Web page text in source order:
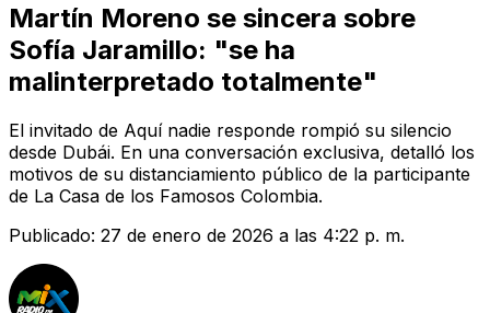
Martín Moreno se sincera sobre
Sofía Jaramillo: "se ha
malinterpretado totalmente"
El invitado de Aquí nadie responde rompió su silencio
desde Dubái. En una conversación exclusiva, detalló los
motivos de su distanciamiento público de la participante
de La Casa de los Famosos Colombia.
Publicado: 27 de enero de 2026 a las 4:22 p. m.